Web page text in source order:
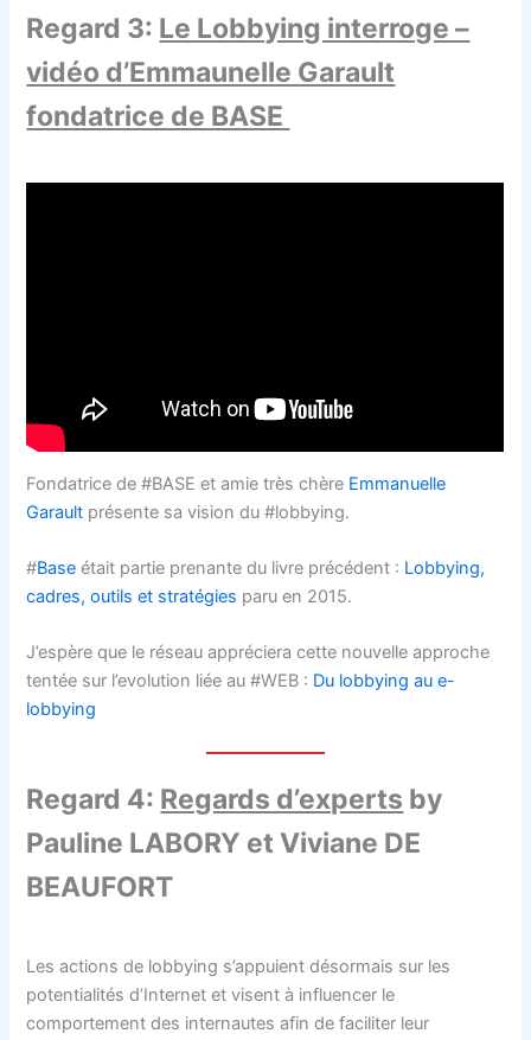
Regard 3: Le Lobbying interroge –
vidéo d’Emmaunelle Garault
fondatrice de BASE
Fondatrice de #BASE et amie très chère Emmanuelle
Garault présente sa vision du #lobbying.
#Baseétait partie prenante du livre précédent : Lobbying,
cadres, outils et stratégies paru en 2015.
J’espère que le réseau appréciera cette nouvelle approche
tentée sur l’evolution liée au #WEB : Du lobbying au e-
lobbying
Regard 4: Regards d’experts by
Pauline LABORY et Viviane DE
BEAUFORT
Les actions de lobbying s’appuient désormais sur les
potentialités d’Internet et visent à influencer le
comportement des internautes afin de faciliter leur